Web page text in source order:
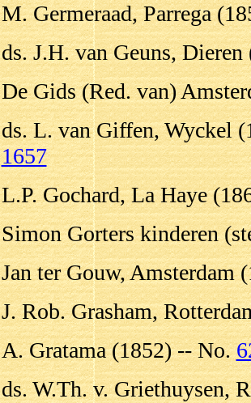
M. Germeraad, Parrega
ds. J.H. van Geuns,
De Gids (Red. van)
ds. L. van Giffen, Wyckel
1657
L.P. Gochard, La Haye
Simon Gorters kinderen
Jan ter Gouw, Amsterdam
J. Rob. Grasham,
A. Gratama (1852) -- No.
ds. W.Th. v. Griethuysen,